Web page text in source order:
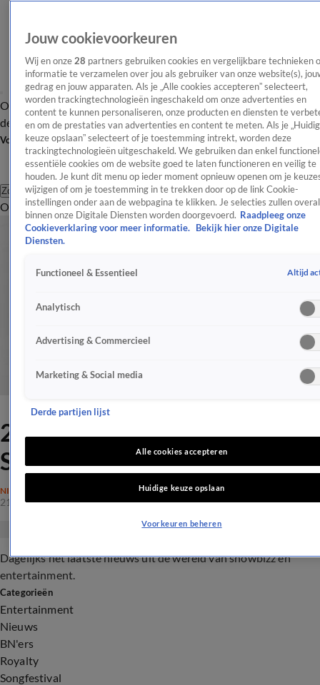
OverzichtAfleveringen Entertainment TV Algemeen
Tip
de redactieNieuwsbrief
Volg Shownieuws
Zoeken
OverzichtEntertainmentSpraakmakendRealityCrimeVideo's
21 oktober 2019 -
Shownieuws - Late Editie
NIEUWS
21 okt 2019, 22:55
Dagelijks het laatste nieuws uit de wereld van showbizz en
entertainment.
Categorieën
Entertainment
Nieuws
BN'ers
Royalty
Songfestival
Jouw cookievoorkeuren
Wij en onze 28 partners gebruiken cookies en vergelijkbare technieken
informatie te verzamelen over jou als gebruiker van onze website(s),
gedrag en jouw apparaten. Als je „Alle cookies accepteren” selecteert,
worden trackingtechnologieën ingeschakeld om onze advertenties en
content te kunnen personaliseren, onze producten en diensten te
en om de prestaties van advertenties en content te meten. Als je
keuze opslaan” selecteert of je toestemming intrekt, worden deze
trackingtechnologieën uitgeschakeld. We gebruiken dan enkel
essentiële cookies om de website goed te laten functioneren en veilig te
houden. Je kunt dit menu op ieder moment opnieuw openen om je
wijzigen of om je toestemming in te trekken door op de link Cookie-
instellingen onder aan de webpagina te klikken. Je selecties zullen overal
binnen onze Digitale Diensten worden doorgevoerd. Raadpleeg onze
Cookieverklaring voor meer informatie.
Bekijk hier onze Digitale
Diensten.
Functioneel & Essentieel Altijd
Analytisch
Advertising & Commercieel
Marketing & Social media
Derde partijen lijst
Alle cookies accepteren
Huidige keuze opslaan
Voorkeuren beheren